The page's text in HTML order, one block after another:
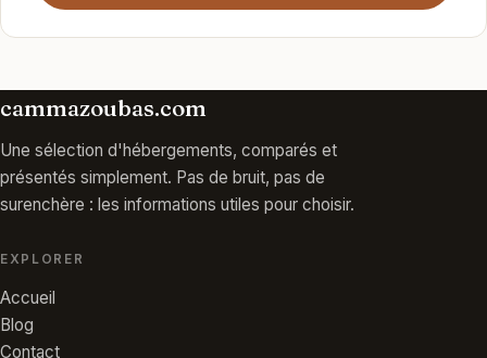
cammazoubas.com
Une sélection d'hébergements, comparés et
présentés simplement. Pas de bruit, pas de
surenchère : les informations utiles pour choisir.
EXPLORER
Accueil
Blog
Contact